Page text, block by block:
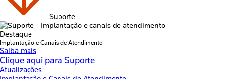
Suporte
Destaque
Implantação e Canais de Atendimento
Saiba mais
Clique aqui para Suporte
Atualizações